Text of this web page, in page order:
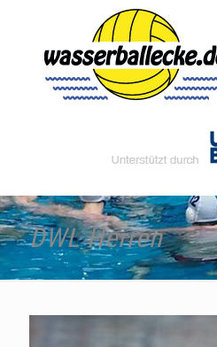
DWL Herren